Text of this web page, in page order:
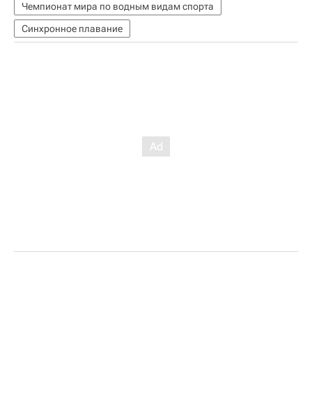
Чемпионат мира по водным видам спорта
Синхронное плавание